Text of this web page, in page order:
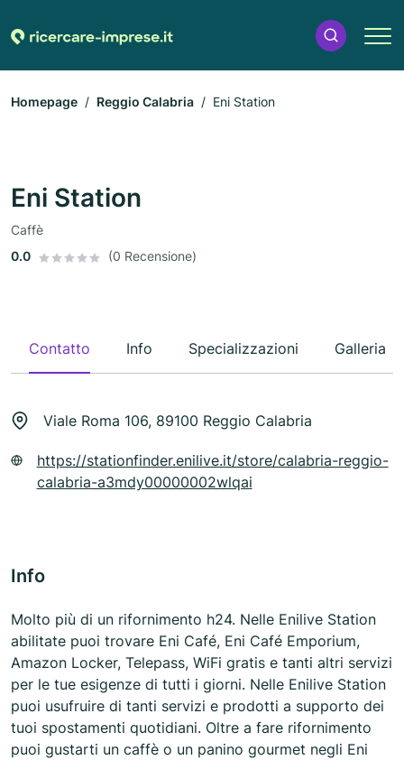
Homepage Reggio Calabria Eni Station
Eni Station
Caffè
0.0
(0 Recensione)
Contatto Info Specializzazioni Galleria
Viale Roma 106, 89100 Reggio Calabria
https://stationfinder.enilive.it/store/calabria-reggio-
calabria-a3mdy00000002wlqai
Info
Molto più di un rifornimento h24. Nelle Enilive Station
abilitate puoi trovare Eni Café, Eni Café Emporium,
Amazon Locker, Telepass, WiFi gratis e tanti altri servizi
per le tue esigenze di tutti i giorni. Nelle Enilive Station
puoi usufruire di tanti servizi e prodotti a supporto dei
tuoi spostamenti quotidiani. Oltre a fare rifornimento
puoi gustarti un caffè o un panino gourmet negli Eni